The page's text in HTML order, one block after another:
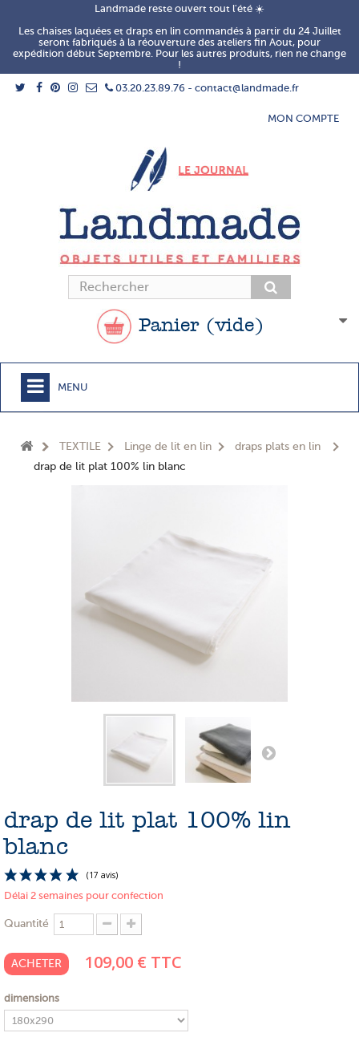
Landmade reste ouvert tout l'été ☀️
Les chaises laquées et draps en lin commandés à partir du 24 Juillet
seront fabriqués à la réouverture des ateliers fin Aout, pour
expédition début Septembre. Pour les autres produits, rien ne change
!
03.20.23.89.76 - contact@landmade.fr
MON COMPTE
Panier (vide)
MENU
ACCESSOIRES MAISON
NOS CLIENTS ONT DU TALENT
A PROPOS
LE SHOWROOM
TEXTILE Linge de lit en lin
draps plats en lin
drap de lit plat 100% lin blanc
drap de lit plat 100% lin
blanc
(17 avis)
Délai 2 semaines pour confection
Quantité
ACHETER 109,00 € TTC
dimensions